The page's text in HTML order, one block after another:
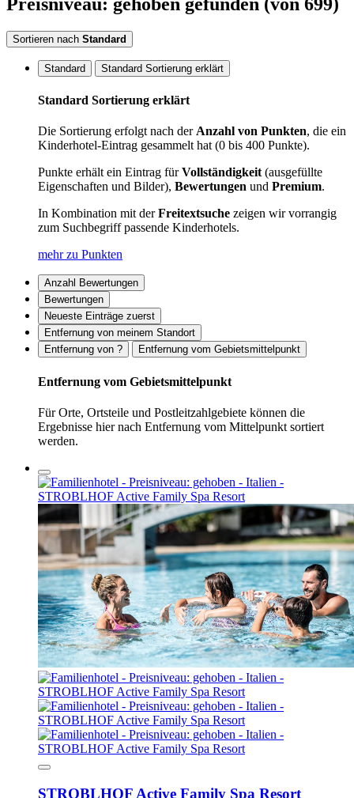
Sortieren nach Standard
Standard Standard Sortierung erklärt
Standard Sortierung erklärt
Die Sortierung erfolgt nach der Anzahl von Punkten, die ein
Kinderhotel-Eintrag gesammelt hat (0 bis 400 Punkte).
Punkte erhält ein Eintrag fürVollständigkeit (ausgefüllte
Eigenschaften und Bilder), Bewertungen und Premium.
In Kombination mit derFreitextsuche zeigen wir vorrangig
zum Suchbegriff passende Kinderhotels.
mehr zu Punkten
Anzahl Bewertungen
Bewertungen
Neueste Einträge zuerst
Entfernung von meinem Standort
Entfernung von ?
Entfernung vom Gebietsmittelpunkt
Entfernung vom Gebietsmittelpunkt
Für Orte, Ortsteile und Postleitzahlgebiete können die
Ergebnisse hier nach Entfernung vom Mittelpunkt sortiert
werden.
STROBLHOF Active Family Spa Resort